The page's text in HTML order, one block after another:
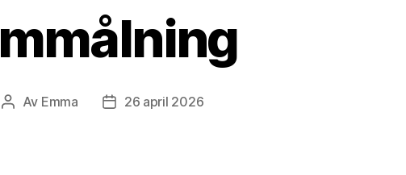
Inläggsförfattare
Av Emma Inläggsdatum
26 april 2026